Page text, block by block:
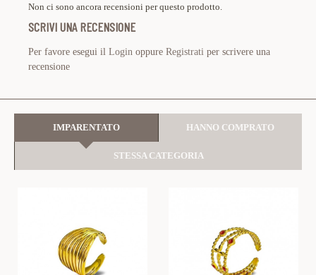
Non ci sono ancora recensioni per questo prodotto.
SCRIVI UNA RECENSIONE
Per favore esegui il Login oppure Registrati per scrivere una
recensione
IMPARENTATO HANNO COMPRATO
STESSA CATEGORIA